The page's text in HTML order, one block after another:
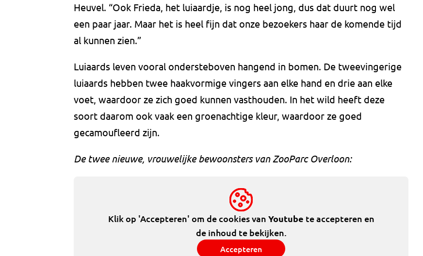
Heuvel. “Ook Frieda, het luiaardje, is nog heel jong, dus dat duurt nog wel
een paar jaar. Maar het is heel fijn dat onze bezoekers haar de komende tijd
al kunnen zien.”
Luiaards leven vooral ondersteboven hangend in bomen. De tweevingerige
luiaards hebben twee haakvormige vingers aan elke hand en drie aan elke
voet, waardoor ze zich goed kunnen vasthouden. In het wild heeft deze
soort daarom ook vaak een groenachtige kleur, waardoor ze goed
gecamoufleerd zijn.
De twee nieuwe, vrouwelijke bewoonsters van ZooParc Overloon:
Klik op 'Accepteren' om de cookies van Youtube te accepteren en
de inhoud te bekijken.
Accepteren